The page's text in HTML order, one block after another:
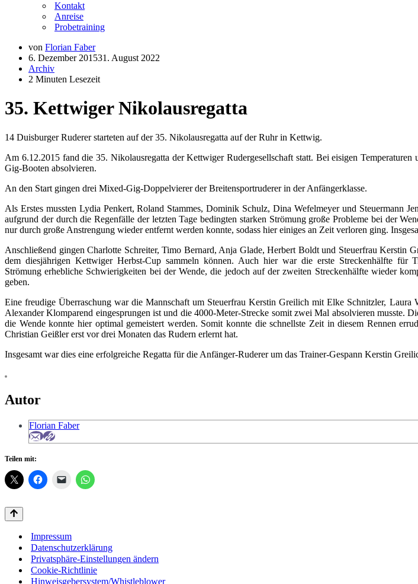
Kontakt
Anreise
Probetraining
von Florian Faber
6. Dezember 201531. August 2022
Archiv
2 Minuten Lesezeit
35. Kettwiger Nikolausregatta
14 Duisburger Ruderer starteten auf der 35. Nikolausregatta auf der Ruhr in Kettwig.
Am 6.12.2015 fand die 35. Nikolausregatta der Kettwiger Rudergesellschaft statt. Bei eisigen
Gig-Booten absolvieren.
An den Start gingen drei Mixed-Gig-Doppelvierer der Breitensportruderer in der Anfängerklasse.
Als Erstes mussten Lydia Penkert, Roland Stammes, Dominik Schulz, Dina Wefelmeyer und Steuermann
aufgrund der durch die Regenfälle der letzten Tage bedingten starken Strömung große Probleme bei der
nur durch große Anstrengung wieder entfernt werden konnte, sodass hier einiges an Zeit verloren ging.
Anschließend gingen Charlotte Schreiter, Timo Bernard, Anja Glade, Herbert Boldt und Steuerfrau Kerstin
dem diesjährigen Kettwiger Herbst-Cup sammeln können. Auch hier war die erste Streckenhälfte
Strömung erhebliche Schwierigkeiten bei der Wende, die jedoch auf der zweiten Streckenhälfte wieder
geben.
Eine freudige Überraschung war die Mannschaft um Steuerfrau Kerstin Greilich mit Elke Schnitzler,
Alexander Klomparend eingesprungen ist und die 4000-Meter-Strecke somit zwei Mal absolvieren musste.
die Wende konnte hier optimal gemeistert werden. Somit konnte die schnellste Zeit in diesem Rennen
Christian Geißler erst vor drei Monaten das Rudern erlernt hat.
Insgesamt war dies eine erfolgreiche Regatta für die Anfänger-Ruderer um das Trainer-Gespann Kerstin
Autor
Florian Faber
Teilen mit:
Impressum
Datenschutzerklärung
Privatsphäre-Einstellungen ändern
Cookie-Richtlinie
Hinweisgebersystem/Whistleblower